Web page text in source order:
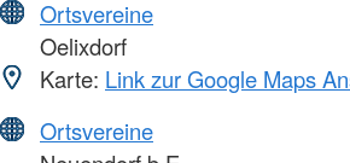
Ortsvereine
Oelixdorf
Karte: Link zur Google Maps
Ortsvereine